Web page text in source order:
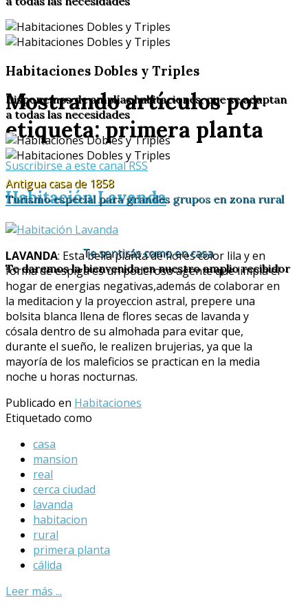
Habitaciones Dobles y Triples
Disponemos de amplías habitaciones, que se adaptan
a todas las necesidades
Antigua casa de 1858
Turismo especial para grandes grupos en zona rural
Te sentirás como en casa
Te daremos la bienvenida en nuestro amplio recibidor
Mostrando artículos por
etiqueta: primera planta
Suscribirse a este canal RSS
Habitación Lavanda
LAVANDA: Esta bella planta de flores color lila y en
forma de espiga es un poderoso agente que limpia el
hogar de energias negativas,además de colaborar en
la meditacion y la proyeccion astral, prepere una
bolsita blanca llena de flores secas de lavanda y
cósala dentro de su almohada para evitar que,
durante el sueño, le realizen brujerias, ya que la
mayoría de los maleficios se practican en la media
noche u horas nocturnas.
Publicado en Habitaciones
Etiquetado como
casa
mansion
real
cerca ciudad
lavanda
habitacion
rural
primera planta
cálida
Leer más ...